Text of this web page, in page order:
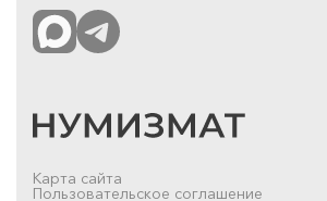
Карта сайта
Пользовательское соглашение